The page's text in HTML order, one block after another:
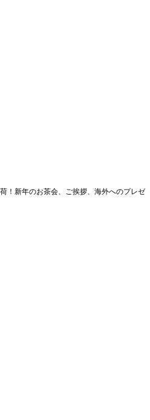
荷！新年のお茶会、ご挨拶、海外へのプレゼ